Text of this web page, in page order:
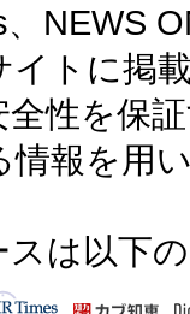
NEWS
イトに掲
性を保
報を用
スは以下